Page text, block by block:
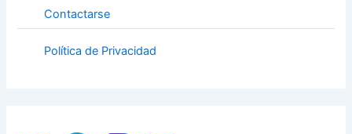
Contactarse
Política de Privacidad